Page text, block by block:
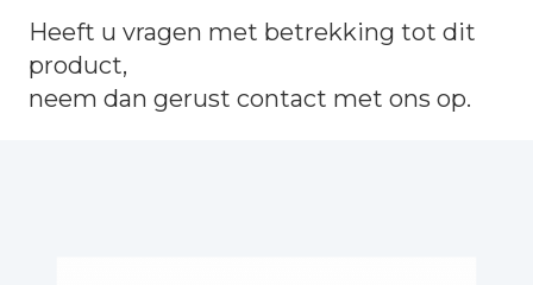
Heeft u vragen met betrekking tot dit
product,
neem dan gerust contact met ons op.